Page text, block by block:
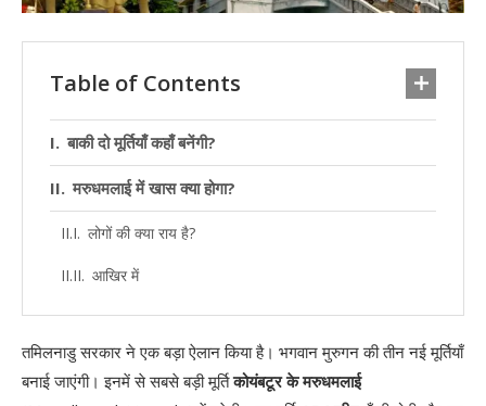
Table of Contents
बाकी दो मूर्तियाँ कहाँ बनेंगी?
मरुधमलाई में खास क्या होगा?
लोगों की क्या राय है?
आखिर में
तमिलनाडु सरकार ने एक बड़ा ऐलान किया है। भगवान मुरुगन की तीन नई मूर्तियाँ
बनाई जाएंगी। इनमें से सबसे बड़ी मूर्तिकोयंबटूर के मरुधमलाई